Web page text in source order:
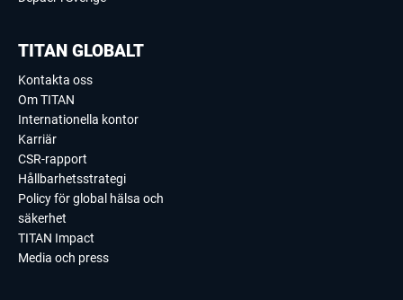
TITAN GLOBALT
Kontakta oss
Om TITAN
Internationella kontor
Karriär
CSR-rapport
Hållbarhetsstrategi
Policy för global hälsa och
säkerhet
TITAN Impact
Media och press